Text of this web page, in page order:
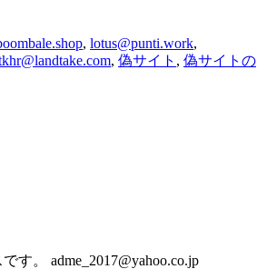
, lotus@punti.work,
, 偽サイト , 偽サイトの
す。 adme_2017@yahoo.co.jp